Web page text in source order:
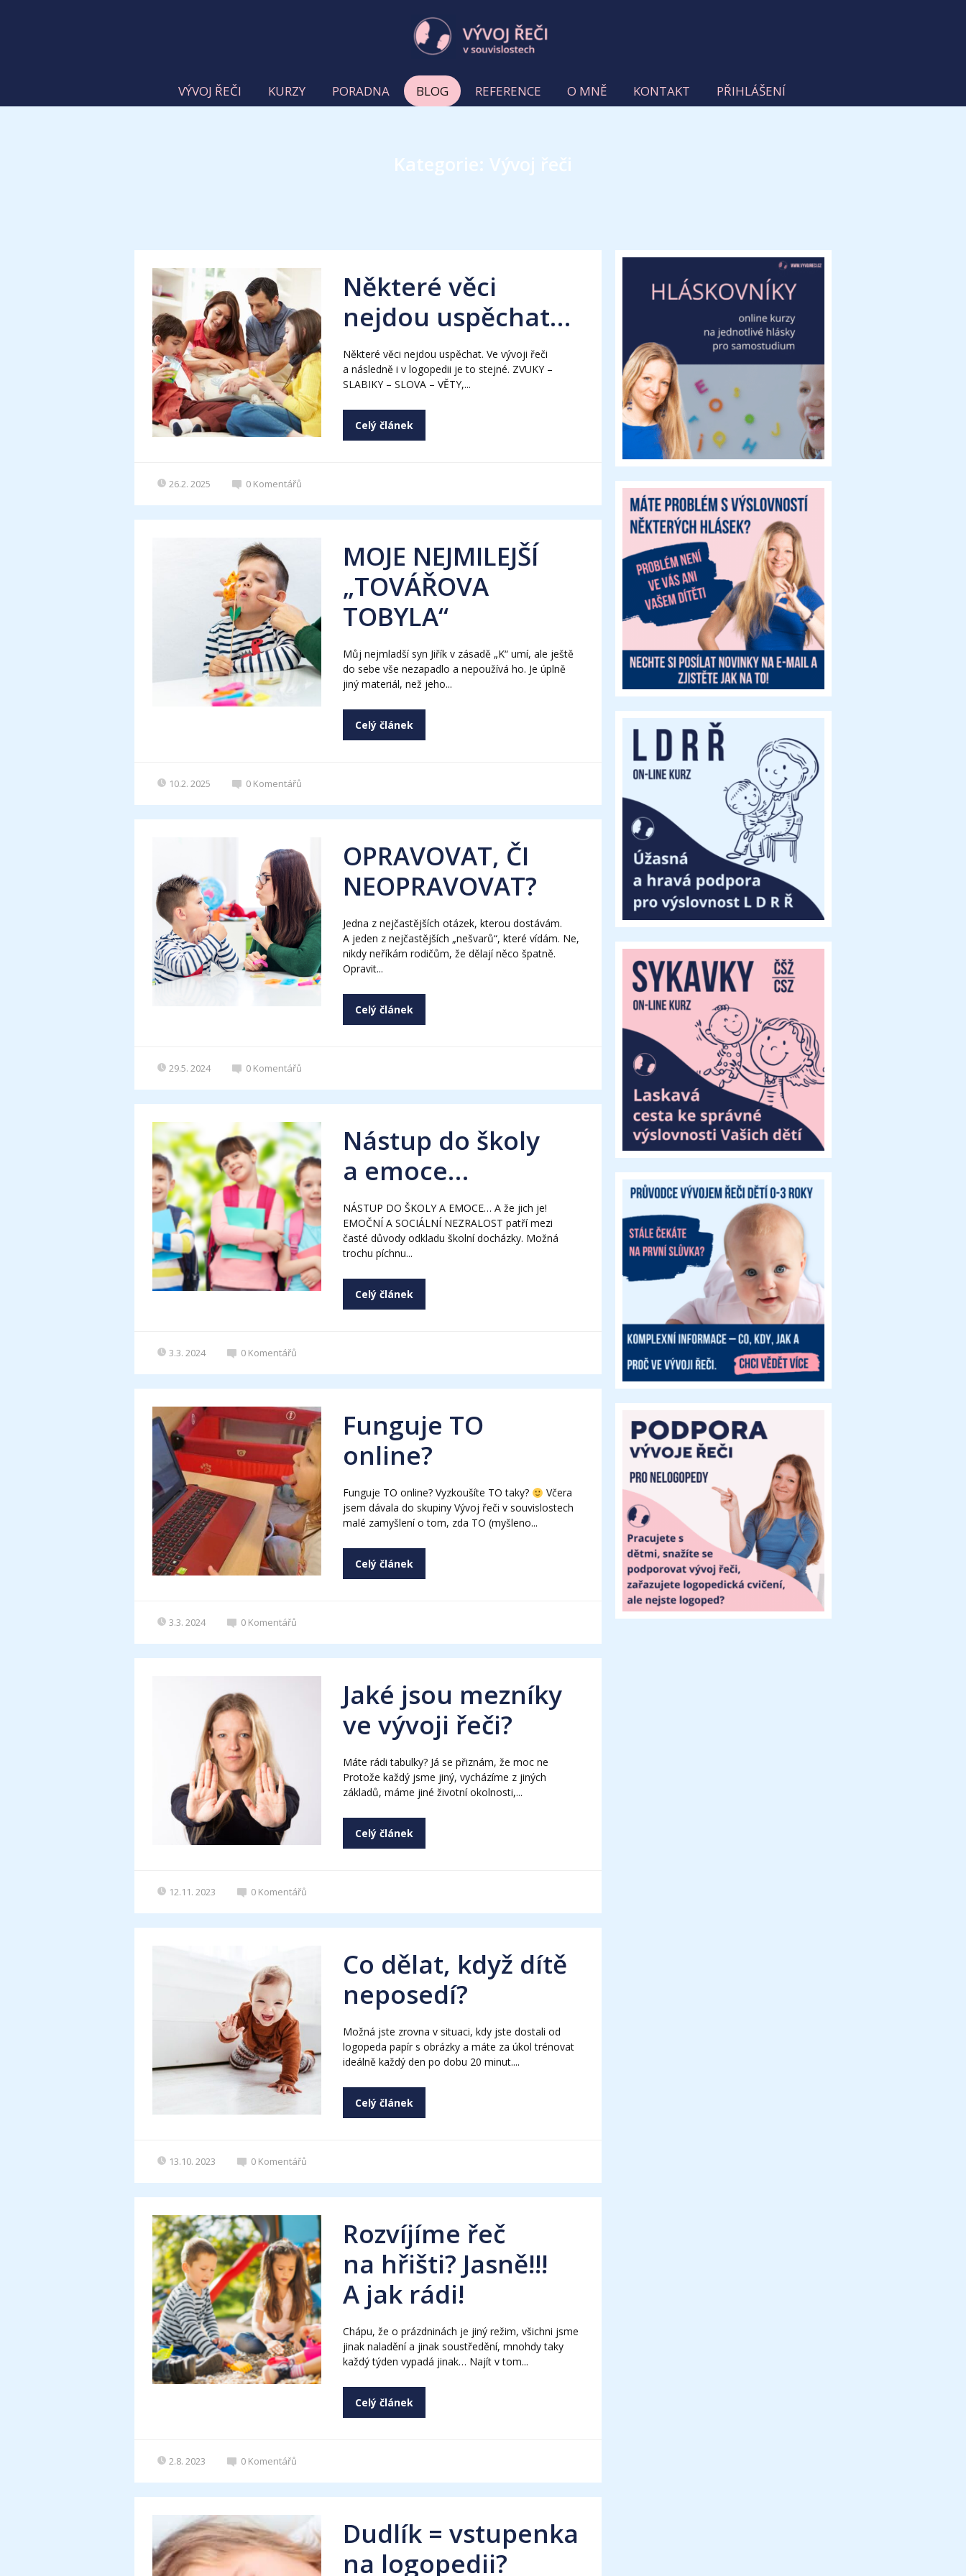
VÝVOJ ŘEČI KURZY PORADNA BLOG REFERENCE O MNĚ KONTAKT PŘIHLÁŠENÍ
Kategorie: Vývoj řeči
Některé věci
nejdou uspěchat…
Některé věci nejdou uspěchat. Ve vývoji řeči
a následně i v logopedii je to stejné. ZVUKY –
SLABIKY – SLOVA – VĚTY,...
Celý článek
26.2. 2025 0 Komentářů
MOJE NEJMILEJŠÍ
„TOVÁŘOVA
TOBYLA“
Můj nejmladší syn Jiřík v zásadě „K“ umí, ale ještě
do sebe vše nezapadlo a nepoužívá ho. Je úplně
jiný materiál, než jeho...
Celý článek
10.2. 2025 0 Komentářů
OPRAVOVAT, ČI
NEOPRAVOVAT?
Jedna z nejčastějších otázek, kterou dostávám.
A jeden z nejčastějších „nešvarů“, které vídám. Ne,
nikdy neříkám rodičům, že dělají něco špatně.
Opravit...
Celý článek
29.5. 2024 0 Komentářů
Nástup do školy
a emoce…
NÁSTUP DO ŠKOLY A EMOCE… A že jich je!
EMOČNÍ A SOCIÁLNÍ NEZRALOST patří mezi
časté důvody odkladu školní docházky. Možná
trochu píchnu...
Celý článek
3.3. 2024 0 Komentářů
Funguje TO
online?
Funguje TO online? Vyzkoušíte TO taky?
Včera
jsem dávala do skupiny Vývoj řeči v souvislostech
malé zamyšlení o tom, zda TO (myšleno...
Celý článek
3.3. 2024 0 Komentářů
Jaké jsou mezníky
ve vývoji řeči?
Máte rádi tabulky? Já se přiznám, že moc ne
Protože každý jsme jiný, vycházíme z jiných
základů, máme jiné životní okolnosti,...
Celý článek
12.11. 2023 0 Komentářů
Co dělat, když dítě
neposedí?
Možná jste zrovna v situaci, kdy jste dostali od
logopeda papír s obrázky a máte za úkol trénovat
ideálně každý den po dobu 20 minut....
Celý článek
13.10. 2023 0 Komentářů
Rozvíjíme řeč
na hřišti? Jasně!!!
A jak rádi!
Chápu, že o prázdninách je jiný režim, všichni jsme
jinak naladění a jinak soustředění, mnohdy taky
každý týden vypadá jinak… Najít v tom...
Celý článek
2.8. 2023 0 Komentářů
Dudlík = vstupenka
na logopedii?